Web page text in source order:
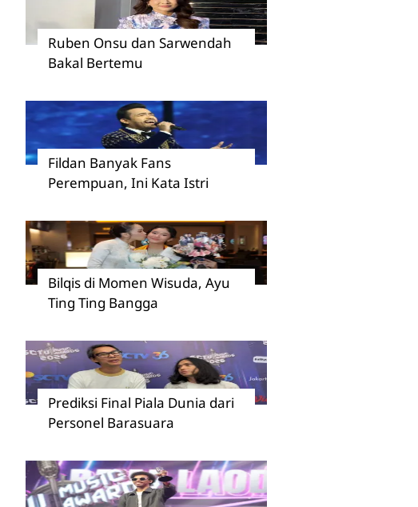
Ruben Onsu dan Sarwendah
Bakal Bertemu
Fildan Banyak Fans
Perempuan, Ini Kata Istri
Bilqis di Momen Wisuda, Ayu
Ting Ting Bangga
Prediksi Final Piala Dunia dari
Personel Barasuara